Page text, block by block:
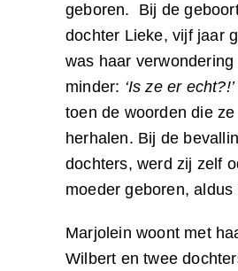
geboren. Bij de
dochter Lieke, vijf jaar
was haar verwondering
minder: ‘Is ze er echt?!’
toen de woorden die
herhalen. Bij de
dochters, werd zij zelf
moeder geboren, aldus
Marjolein woont met
Wilbert en twee